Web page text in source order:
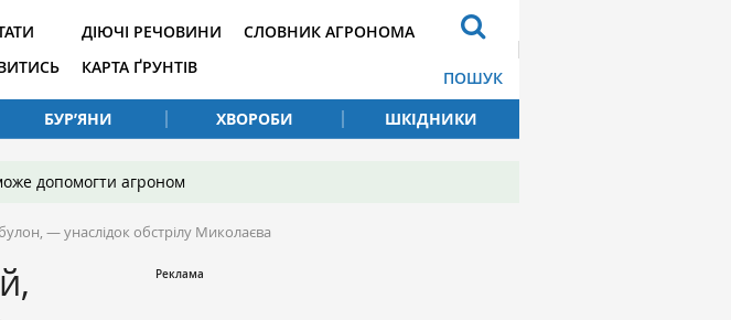
ДІЮЧІ РЕЧОВИНИ
КАРТА ҐРУНТІВ
СЛОВНИК АГРОНОМА
ПОШУК
БУР’ЯНИ ХВОРОБИ ШКІДНИКИ
допомогти агроном
— унаслідок обстрілу Миколаєва